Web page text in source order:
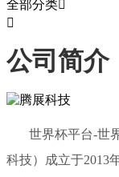
全部分类

公司简介
世界杯平台-世界
科技）成立于2013